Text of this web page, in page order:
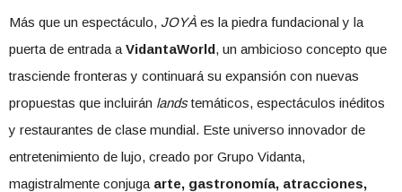
Más que un espectáculo, JOYÀ es la piedra fundacional y la
puerta de entrada a VidantaWorld, un ambicioso concepto que
trasciende fronteras y continuará su expansión con nuevas
propuestas que incluirán landstemáticos, espectáculos inéditos
y restaurantes de clase mundial. Este universo innovador de
entretenimiento de lujo, creado por Grupo Vidanta,
magistralmente conjuga arte, gastronomía, atracciones,